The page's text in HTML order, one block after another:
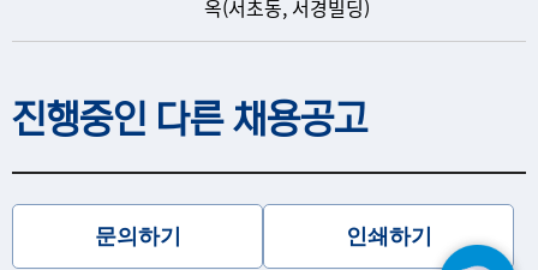
옥(서초동, 서경빌딩)
진행중인 다른 채용공고
문의하기 인쇄하기